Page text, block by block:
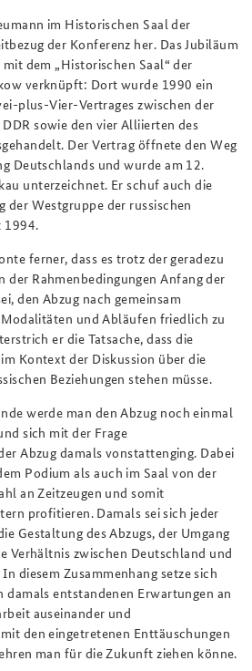
im Historischen Saal der
der Konferenz her. Das Jubiläum
dem „Historischen Saal“ der
verknüpft: Dort wurde 1990 ein
plus-Vier-Vertrages zwischen der
sowie den vier Alliierten des
Der Vertrag öffnete den Weg
Deutschlands und wurde am 12.
unterzeichnet. Er schuf auch die
der Westgruppe der russischen
1994.
ferner, dass es trotz der geradezu
der Rahmenbedingungen Anfang der
den Abzug nach gemeinsam
und Abläufen friedlich zu
er die Tatsache, dass die
Kontext der Diskussion über die
Beziehungen stehen müsse.
werde man den Abzug noch einmal
sich mit der Frage
Abzug damals vonstattenging. Dabei
Podium als auch im Saal von der
an Zeitzeugen und somit
profitieren. Damals sei sich jeder
Gestaltung des Abzugs, der Umgang
Verhältnis zwischen Deutschland und
diesem Zusammenhang setze sich
damals entstandenen Erwartungen an
auseinander und
den eingetretenen Enttäuschungen
man für die Zukunft ziehen könne.